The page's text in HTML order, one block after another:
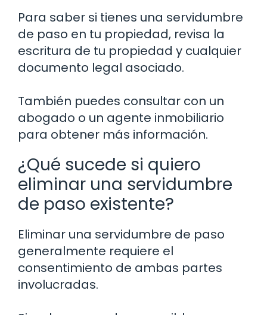
Para saber si tienes una servidumbre
de paso en tu propiedad, revisa la
escritura de tu propiedad y cualquier
documento legal asociado.
También puedes consultar con un
abogado o un agente inmobiliario
para obtener más información.
¿Qué sucede si quiero
eliminar una servidumbre
de paso existente?
Eliminar una servidumbre de paso
generalmente requiere el
consentimiento de ambas partes
involucradas.